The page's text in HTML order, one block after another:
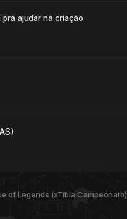
ajudar na criação
of Legends (xTibia Campeonato)